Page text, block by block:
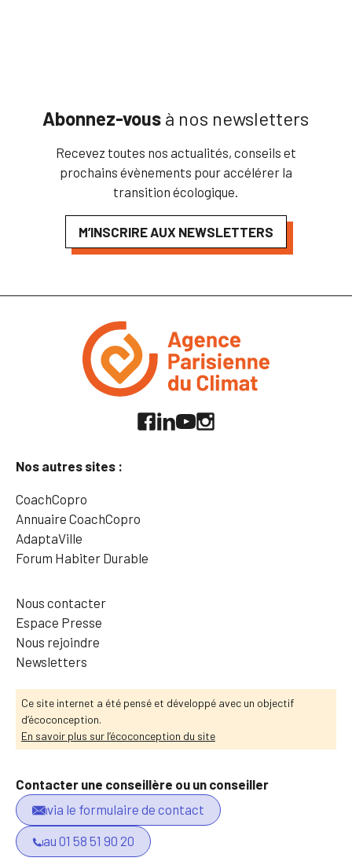
Abonnez-vous à nos newsletters
Recevez toutes nos actualités, conseils et
prochains évènements pour accélérer la
transition écologique.
M’INSCRIRE AUX NEWSLETTERS
Contacter une conseillère ou un conseiller
via le formulaire de contact
au 01 58 51 90 20
Nos autres sites :
CoachCopro
Annuaire CoachCopro
AdaptaVille
Forum Habiter Durable
Nous contacter
Espace Presse
Nous rejoindre
Newsletters
Ce site internet a été pensé et développé avec un objectif
d’écoconception.
En savoir plus sur l’écoconception du site